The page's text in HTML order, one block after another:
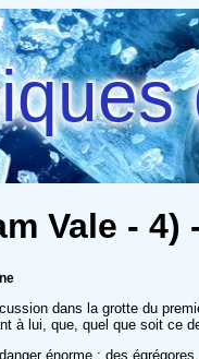
Vale - 4)
dans la grotte du
à lui, que, quel que soit ce
énorme : des